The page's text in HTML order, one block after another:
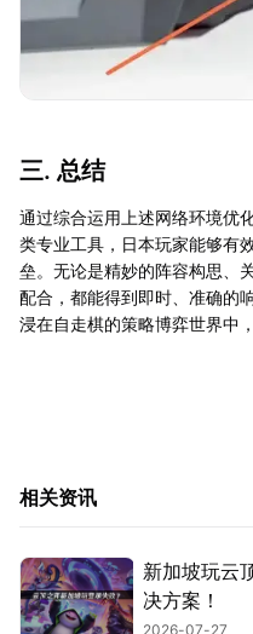
三. 总结
通过综合运用上述网络环境优
类专业工具，日本玩家能够有
垒。无论是精妙的阵容构思、
配合，都能得到即时、准确的
浸在自走棋的策略博弈世界中
相关资讯
新加坡玩云
决方案！
2026-07-27